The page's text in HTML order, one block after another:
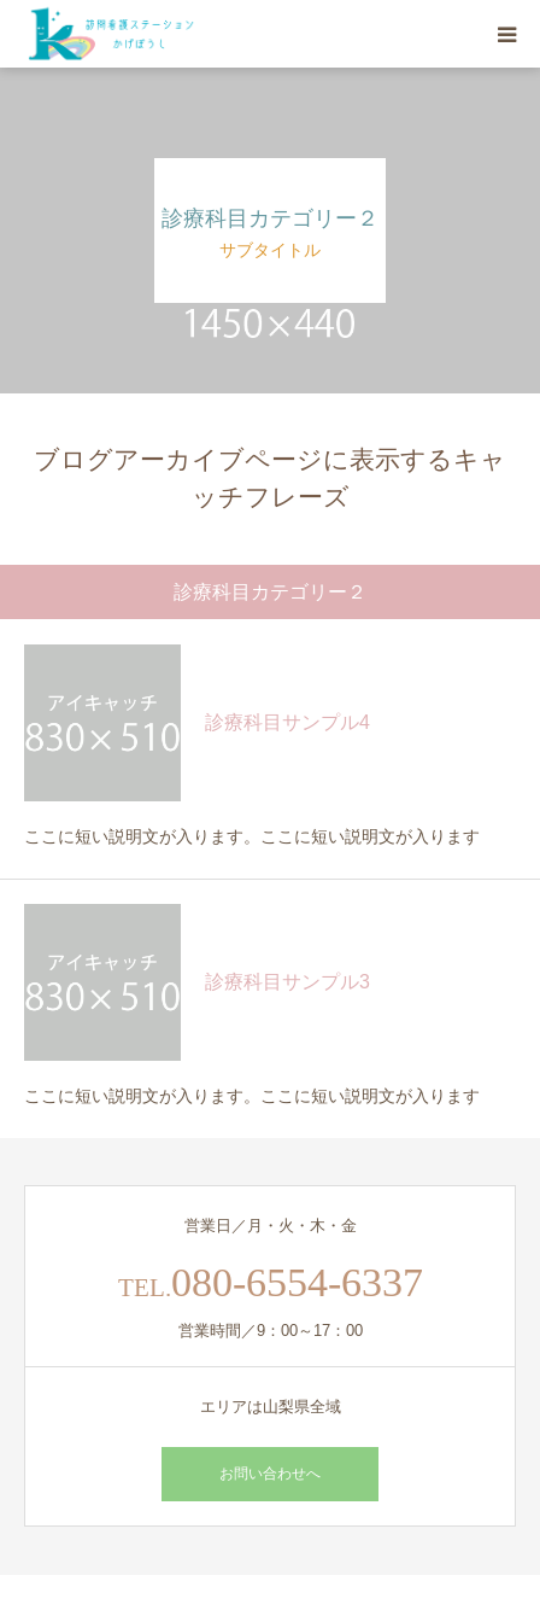
診療科目カテゴリー２
サブタイトル
ブログアーカイブページに表示するキャ
ッチフレーズ
診療科目カテゴリー２
診療科目サンプル4
ここに短い説明文が入ります。ここに短い説明文が入ります
診療科目サンプル3
ここに短い説明文が入ります。ここに短い説明文が入ります
営業日／月・火・木・金
TEL.080-6554-6337
営業時間／9：00～17：00
エリアは山梨県全域
お問い合わせへ
スタッフ紹介